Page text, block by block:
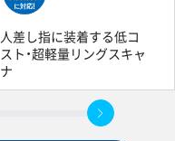
人差し指に装着する低コ
スト・超軽量リングスキャ
ナ